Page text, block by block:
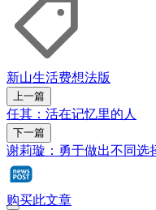
新山生活费想法版
上一篇
任其：活在记忆里的人
下一篇
谢莉璇：勇于做出不同选
购买此文章